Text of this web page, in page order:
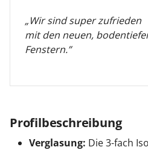
„Wir sind super zufrieden
mit den neuen,
Fenstern.”
Profilbeschreibung
Verglasung: Die 3-fach